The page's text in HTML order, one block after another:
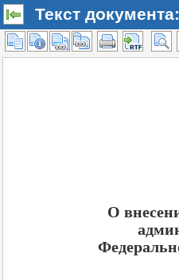
Текст документа: